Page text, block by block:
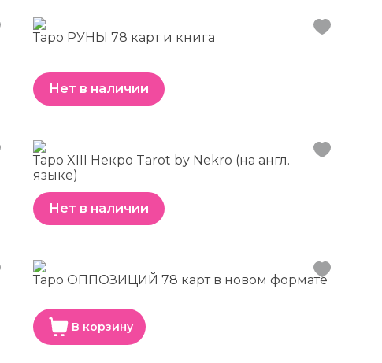
Таро РУНЫ 78 карт и книга
Нет в наличии
Таро XIII Некро Tarot by Nekro (на англ.
языке)
Нет в наличии
Таро ОППОЗИЦИЙ 78 карт в новом формате
В корзину